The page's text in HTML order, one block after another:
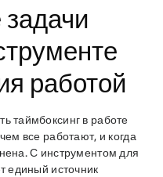
работой
таймбоксинг в работе
все работают, и когда
С инструментом для
единый источник